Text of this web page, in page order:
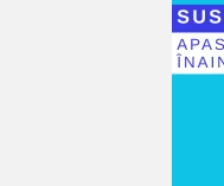
browser
RAM?
despre